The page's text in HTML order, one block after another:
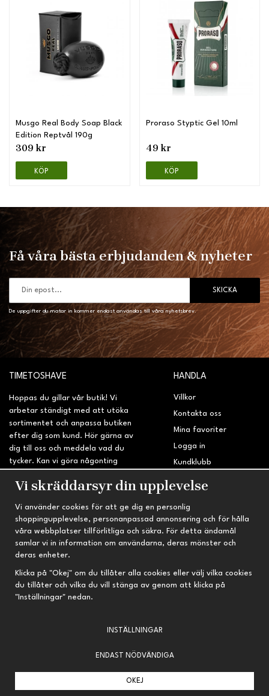
Musgo Real Body Soap Black
Edition Reptvål 190g
309 kr
KÖP
Proraso Styptic Gel 10ml
49 kr
KÖP
Få våra bästa erbjudanden & nyheter
SKICKA
De uppgifter du matar in kommer endast användas till våra nyhetsbrev.
TIMETOSHAVE
Hoppas du gillar vår butik! Vi
arbetar ständigt med att utöka
sortimentet och anpassa butiken
efter dig som kund. Hör gärna av
dig till oss och meddela vad du
tycker. Kan vi göra någonting
sidan?
HANDLA
Villkor
Kontakta oss
Mina favoriter
Logga in
Kundklubb
Retur & Reklamation
INFORMATION
Om oss
Nyheter
Nyhetsbrev
Om cookies
Prenumeration
TRYGG HANDEL
Fri frakt vid köp över 695 kr
Kvalitetsprodukter till kanonpris
Vi skräddarsyr din upplevelse
Vi använder cookies för att ge dig en personlig
shoppingupplevelse, personanpassad annonsering och för hålla
våra webbplatser tillförlitliga och säkra. För detta ändamål
samlar vi in information om användarna, deras mönster och
deras enheter.
Klicka på "Okej" om du tillåter alla cookies eller välj vilka cookies
du tillåter och vilka du vill stänga av genom att klicka på
"Inställningar" nedan.
INSTÄLLNINGAR
ENDAST NÖDVÄNDIGA
OKEJ